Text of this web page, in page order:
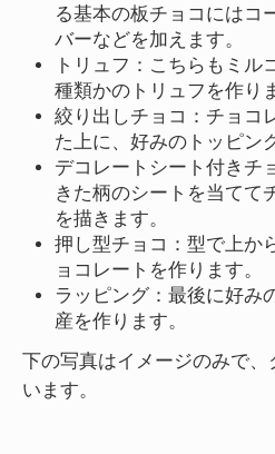
る基本の板チョコにはコ
バーなどを加えます。
トリュフ：こちらもミル
種類かのトリュフを作り
絞り出しチョコ：チョコ
た上に、好みのトッピン
デコレートシート付きチ
きた柄のシートを当てて
を描きます。
押し型チョコ：型で上か
ョコレートを作ります。
ラッピング：最後に好み
産を作ります。
下の写真はイメージのみで
います。